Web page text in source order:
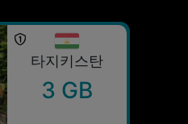
타지키스탄
3 GB